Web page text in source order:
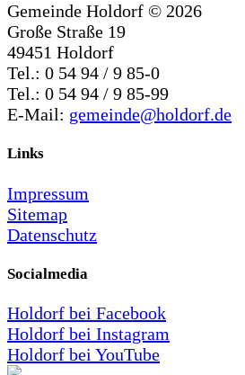
Gemeinde Holdorf © 2026
Große Straße 19
49451 Holdorf
Tel.: 0 54 94 / 9 85-0
Tel.: 0 54 94 / 9 85-99
E-Mail: gemeinde@holdorf.de
Links
Impressum
Sitemap
Datenschutz
Socialmedia
Holdorf bei Facebook
Holdorf bei Instagram
Holdorf bei YouTube